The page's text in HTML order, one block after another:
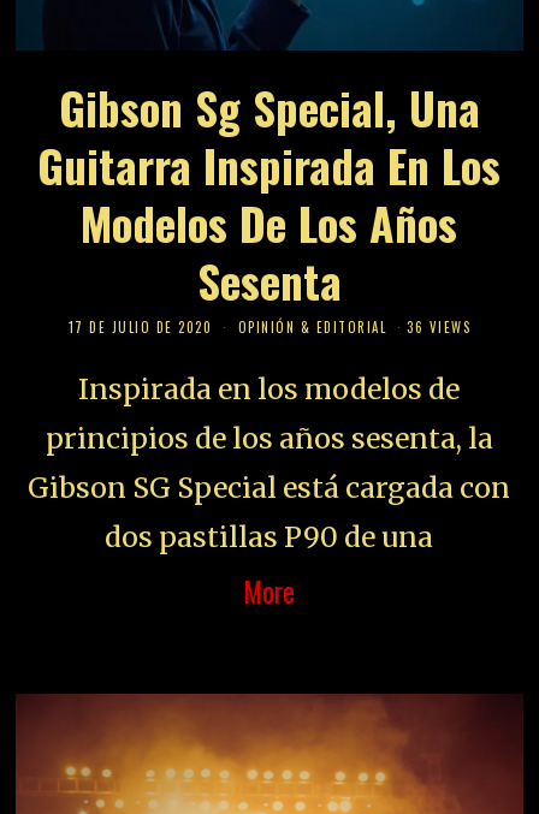
Gibson Sg Special, Una
Guitarra Inspirada En Los
Modelos De Los Años
Sesenta
17 DE JULIO DE 2020 OPINIÓN & EDITORIAL 36 VIEWS
Inspirada en los modelos de
principios de los años sesenta, la
Gibson SG Special está cargada con
dos pastillas P90 de una
More